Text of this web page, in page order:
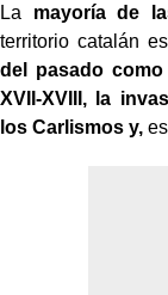
La mayoría de
territorio catalán
del pasado
XVII-XVIII, la
los Carlismos y,